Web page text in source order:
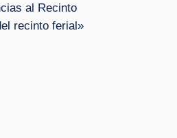
al Recinto
recinto ferial»